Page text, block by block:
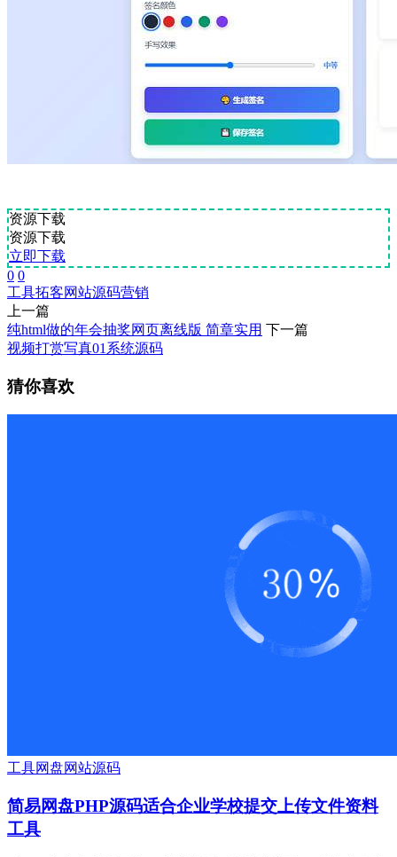
资源下载
资源下载
立即下载
0 0
工具拓客网站源码营销
上一篇
纯html做的年会抽奖网页离线版 简章实用 下一篇
视频打赏写真01系统源码
猜你喜欢
工具网盘网站源码
简易网盘PHP源码适合企业学校提交上传文件资料
工具